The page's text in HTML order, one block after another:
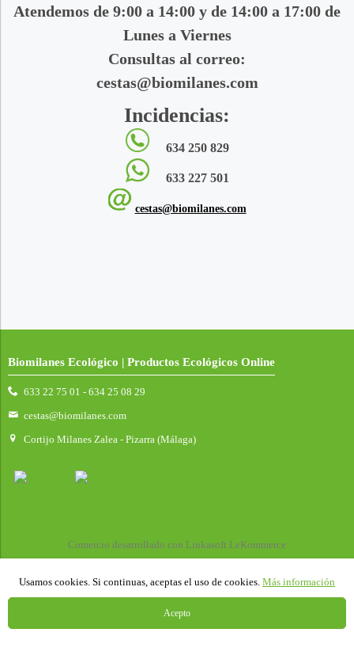
Usamos cookies. Si continuas, aceptas el uso de cookies. Más información
Acepto
Atendemos de 9:00 a 14:00 y de 14:00 a 17:00 de
Lunes a Viernes
Consultas al correo:
cestas@biomilanes.com
Incidencias:
634 250 829
633 227 501
cestas@biomilanes.com
Biomilanes Ecológico | Productos Ecológicos Online
633 22 75 01 - 634 25 08 29
cestas@biomilanes.com
Cortijo Milanes Zalea - Pizarra (Málaga)
Comercio desarrollado con Linkasoft LeKommerce